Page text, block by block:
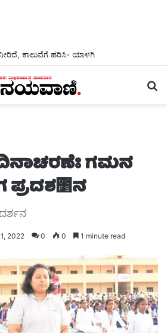
ಕಾಲುವೆಗೆ ಹರಿಸಿ- ಯಾಳಗಿ
ಗಮನ
2022 0 0 1 minute read